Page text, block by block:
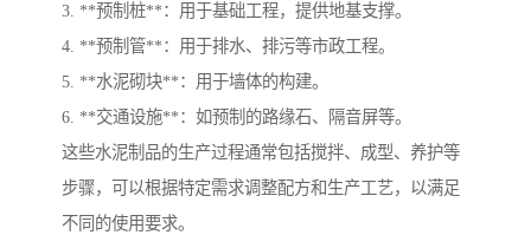
3. **预制桩**：用于基础工程，提供地基支撑。
4. **预制管**：用于排水、排污等市政工程。
5. **水泥砌块**：用于墙体的构建。
6. **交通设施**：如预制的路缘石、隔音屏等。
这些水泥制品的生产过程通常包括搅拌、成型、养护等
步骤，可以根据特定需求调整配方和生产工艺，以满足
不同的使用要求。